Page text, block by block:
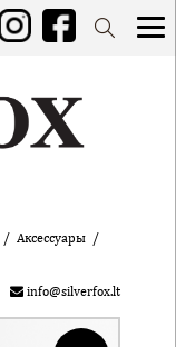
Аксессуары
info@silverfox.lt